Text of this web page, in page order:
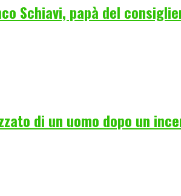
Schiavi, papà del
di un uomo dopo un